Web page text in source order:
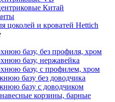
Китай
цоколей и кроватей Hettich
базу, без профиля, хром
базу, нержавейка
базу, с профилем, хром
базу без доводчика
базу с доводчиком
корзины, барные